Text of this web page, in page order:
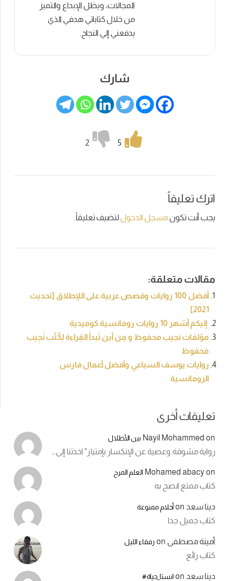
المجالات، ويظل الإبداع والتميز
من خلال كتاباتي هدفي الذي
يدفعني إلي النجاح.
شارك
5
2
اترك تعليقاً
يجب أنت تكونمسجل الدخوللتضيف تعليقاً.
مقالات متعلقة:
أفضل 100 روايات وقصص عربية على اللإطلاق [تحديث
2021]
إليكم أشهر 10 روايات رومانسية كوميدية
مؤلفات نجيب محفوظ و مِن أين تَبدأ القِراءة لِكُتُب نَجِيب
مَحفوظ
روايات يوسف السباعي وأفضل أعمال فارس
الرومانسية
تعليقات أخرى
Nayil Mohammed on بين الأطلال
رواية مشوقة وعصية عن الإنكسار بإمتياز" اخذتنا إلى…
Mohamed abacyon العلم المرح
كتاب ممتع انصح به
دينا سعد onأحلام ممنوعة
كتاب جميل جدا
أمينة مصطفى on رفقاء الليل
كتاب رائع
دينا سعد onانستا_حياة#